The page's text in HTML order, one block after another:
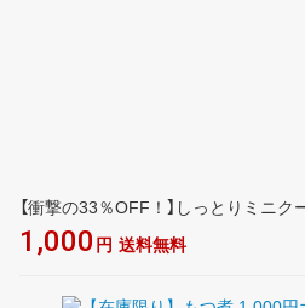
【衝撃の33％OFF！】しっとりミニ
1,000 円 送料無料